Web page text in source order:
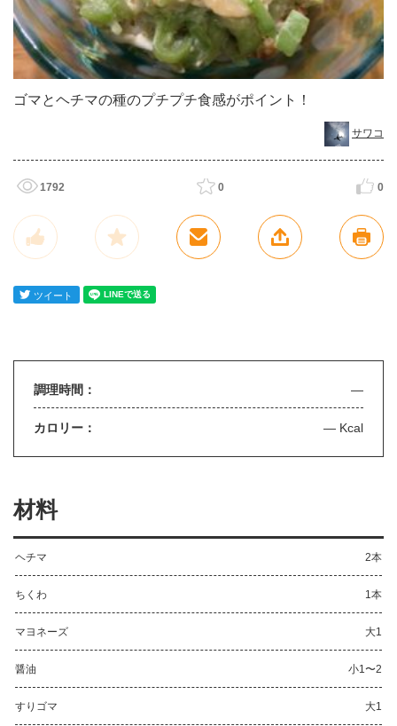
ゴマとヘチマの種のプチプチ食感がポイント！
サワコ
1792 0 0
調理時間： —
カロリー： — Kcal
材料
ヘチマ 2本
ちくわ 1本
マヨネーズ 大1
醤油 小1〜2
すりゴマ 大1